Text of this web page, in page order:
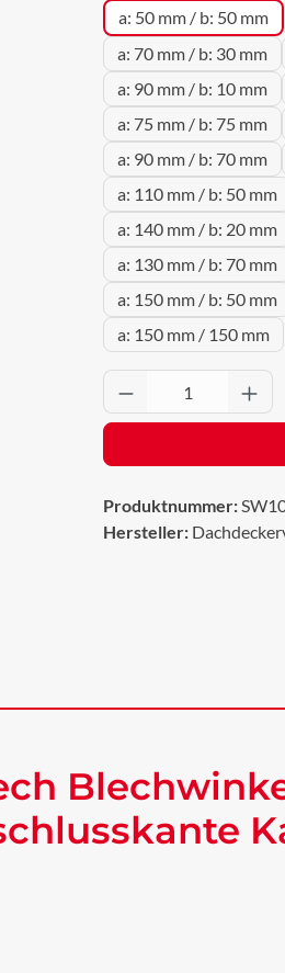
a: 50 mm / b: 50 mm
a: 70 mm / b: 30 mm
a: 90 mm / b: 10 mm
a: 75 mm / b: 75 mm
a: 90 mm / b: 70 mm
a: 110 mm / b: 50 mm
a: 140 mm / b: 20 mm
a: 130 mm / b: 70 mm
a: 150 mm / b: 50 mm
a: 150 mm / 150 mm
Produkt
Produktnummer:
Hersteller: